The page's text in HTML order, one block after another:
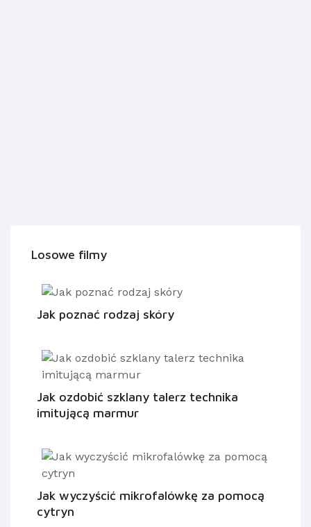
Losowe filmy
Jak poznać rodzaj skóry
Jak ozdobić szklany talerz technika
imitującą marmur
Jak wyczyścić mikrofalówkę za pomocą
cytryn